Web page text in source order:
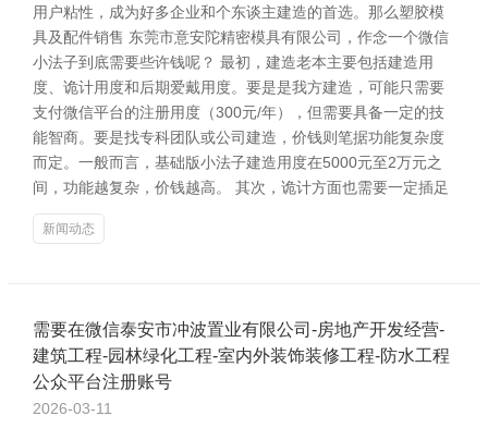
用户粘性，成为好多企业和个东谈主建造的首选。那么塑胶模
具及配件销售 东莞市意安陀精密模具有限公司，作念一个微信
小法子到底需要些许钱呢？ 最初，建造老本主要包括建造用
度、诡计用度和后期爱戴用度。要是是我方建造，可能只需要
支付微信平台的注册用度（300元/年），但需要具备一定的技
能智商。要是找专科团队或公司建造，价钱则笔据功能复杂度
而定。一般而言，基础版小法子建造用度在5000元至2万元之
间，功能越复杂，价钱越高。 其次，诡计方面也需要一定插足
新闻动态
需要在微信泰安市冲波置业有限公司-房地产开发经营-
建筑工程-园林绿化工程-室内外装饰装修工程-防水工程
公众平台注册账号
2026-03-11